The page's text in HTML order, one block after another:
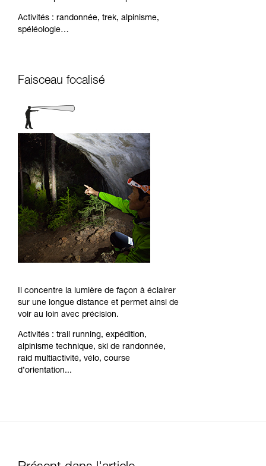
Activités : randonnée, trek, alpinisme,
spéléologie…
Faisceau focalisé
Il concentre la lumière de façon à éclairer
sur une longue distance et permet ainsi de
voir au loin avec précision.
Activités : trail running, expédition,
alpinisme technique, ski de randonnée,
raid multiactivité, vélo, course
d’orientation...